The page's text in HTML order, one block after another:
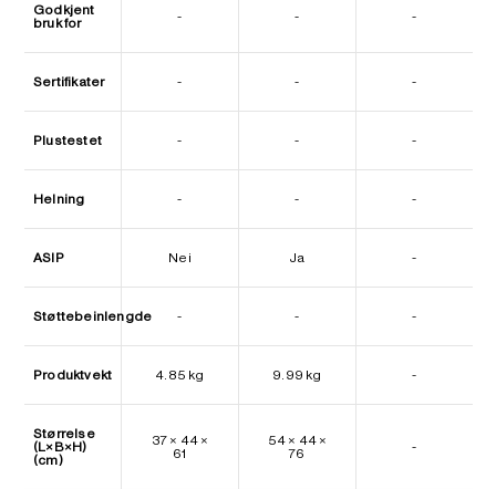
Godkjent
bruk for
- - -
Sertifikater - - -
Plustestet - - -
Helning - - -
ASIP Nei Ja -
Støttebeinlengde - - -
Produktvekt 4.85 kg 9.99 kg -
Størrelse
(L×B×H)
(cm)
37 × 44 ×
61
54 × 44 ×
76
-